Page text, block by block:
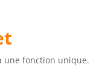
une fonction unique.